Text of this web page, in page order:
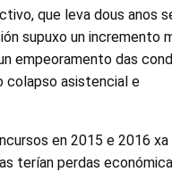
que leva dous anos
supuxo un incremento
empeoramento das
colapso asistencial e
en 2015 e 2016
terían perdas